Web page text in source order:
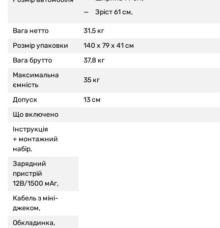
Зріст 61 см,
Вага нетто
31,5 кг
Розмір упаковки
140 x 79 x 41 см
Вага брутто
37,8 кг
Максимальна
ємність
35 кг
Допуск
13 см
Що включено
Інструкція
+ монтажний
набір,
Зарядний
пристрій
12В/1500 мАг,
Кабель з міні-
джеком,
Обкладинка,